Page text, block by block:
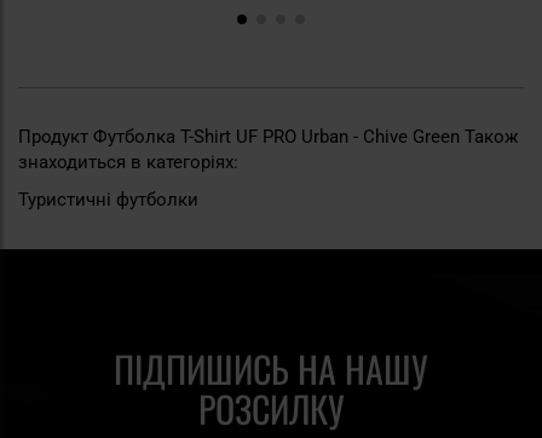
Продукт Футболка T-Shirt UF PRO Urban - Chive Green Також
знаходиться в категоріях:
Туристичні футболки
ПІДПИШИСЬ НА НАШУ
РОЗСИЛКУ